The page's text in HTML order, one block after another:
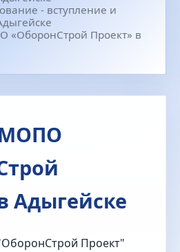
- вступление и
Проект» в
Адыгейске
Проект"